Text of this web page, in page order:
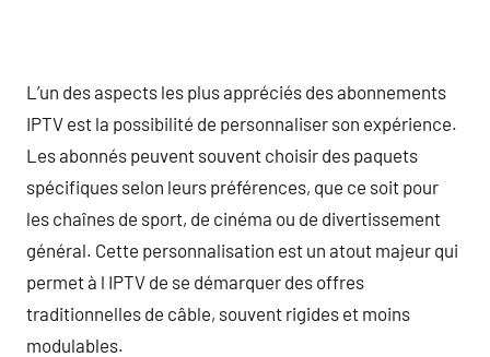
L’un des aspects les plus appréciés des abonnements
IPTV est la possibilité de personnaliser son expérience.
Les abonnés peuvent souvent choisir des paquets
spécifiques selon leurs préférences, que ce soit pour
les chaînes de sport, de cinéma ou de divertissement
général. Cette personnalisation est un atout majeur qui
permet à l IPTV de se démarquer des offres
traditionnelles de câble, souvent rigides et moins
modulables.